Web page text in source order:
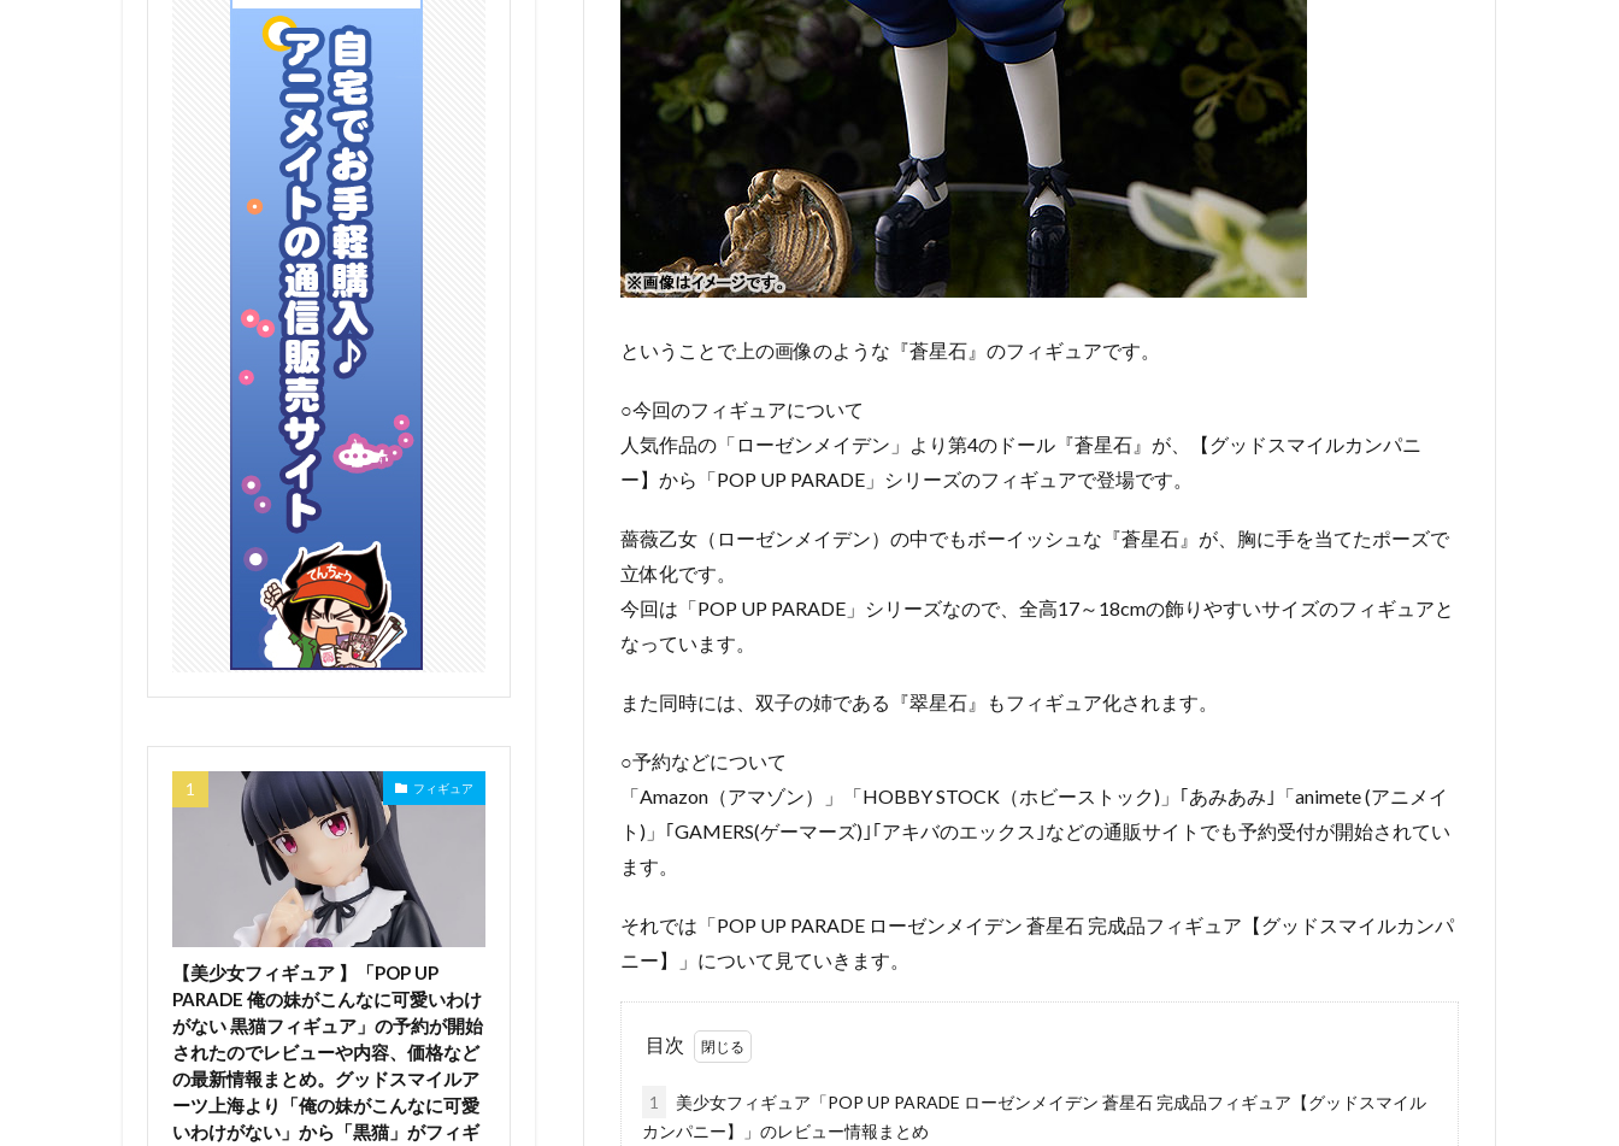
ということで上の画像のような『蒼星石』のフィギュアです。
○今回のフィギュアについて
人気作品の「ローゼンメイデン」より第4のドール『蒼星石』が、【グッドスマイルカンパニ
ー】から「POP UP PARADE」シリーズのフィギュアで登場です。
薔薇乙女（ローゼンメイデン）の中でもボーイッシュな『蒼星石』が、胸に手を当てたポーズで
立体化です。
今回は「POP UP PARADE」シリーズなので、全高17～18cmの飾りやすいサイズのフィギュアと
なっています。
また同時には、双子の姉である『翠星石』もフィギュア化されます。
○予約などについて
「Amazon（アマゾン）」「HOBBY STOCK（ホビーストック)」｢あみあみ｣「animete (アニメイ
ト)」｢GAMERS(ゲーマーズ)｣｢アキバのエックス｣などの通販サイトでも予約受付が開始されてい
ます。
それでは「POP UP PARADE ローゼンメイデン 蒼星石 完成品フィギュア【グッドスマイルカンパ
ニー】」について見ていきます。
目次
1
美少女フィギュア「POP UP PARADE ローゼンメイデン 蒼星石 完成品フィギュア【グッドスマイル
カンパニー】」のレビュー情報まとめ
フィギュア
【美少女フィギュア 】「POP UP
PARADE 俺の妹がこんなに可愛いわけ
がない 黒猫フィギュア」の予約が開始
されたのでレビューや内容、価格など
の最新情報まとめ。グッドスマイルア
ーツ上海より「俺の妹がこんなに可愛
いわけがない」から「黒猫」がフィギ